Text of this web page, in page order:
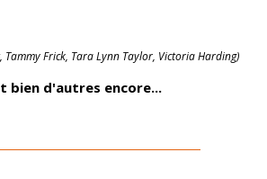
Tammy Frick, Tara Lynn Taylor, Victoria Harding)
bien d'autres encore...